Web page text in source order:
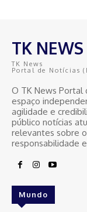
TK NEWS
TK News
Portal de Notícias
O TK News Portal
espaço
agilidade e
público notícias
relevantes sobre
responsabilidade
Mundo